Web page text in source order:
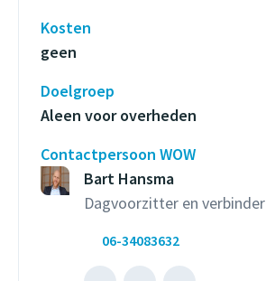
Kosten
geen
Doelgroep
Aleen voor overheden
Contactpersoon WOW
Bart Hansma
Dagvoorzitter en verbinder
06-34083632